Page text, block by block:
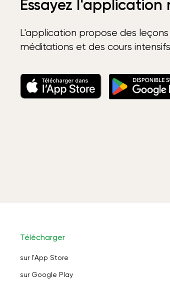
Essayez
L'application propose des
méditations et des cours
Télécharger
sur l'App Store
sur Google Play